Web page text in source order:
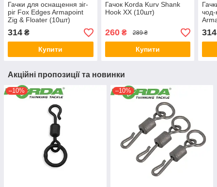
Гачки для оснащення зіг-
ріг Fox Edges Armapoint
Zig & Floater (10шт)
314 ₴
Купити
Гачок Korda Kurv Shank
Hook XX (10шт)
260₴ 289 ₴
Купити
чод-
314
Акційні пропозиції та новинки
–10% –10%